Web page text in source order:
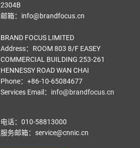
2304B
邮箱：info@brandfocus.cn
BRAND FOCUS LIMITED
Address：ROOM 803 8/F EASEY
COMMERCIAL BUILDING 253-261
HENNESSY ROAD WAN CHAI
Phone：+86-10-65084677
Services Email ： info@brandfocus.cn
电话：010-58813000
服务邮箱：service@cnnic.cn